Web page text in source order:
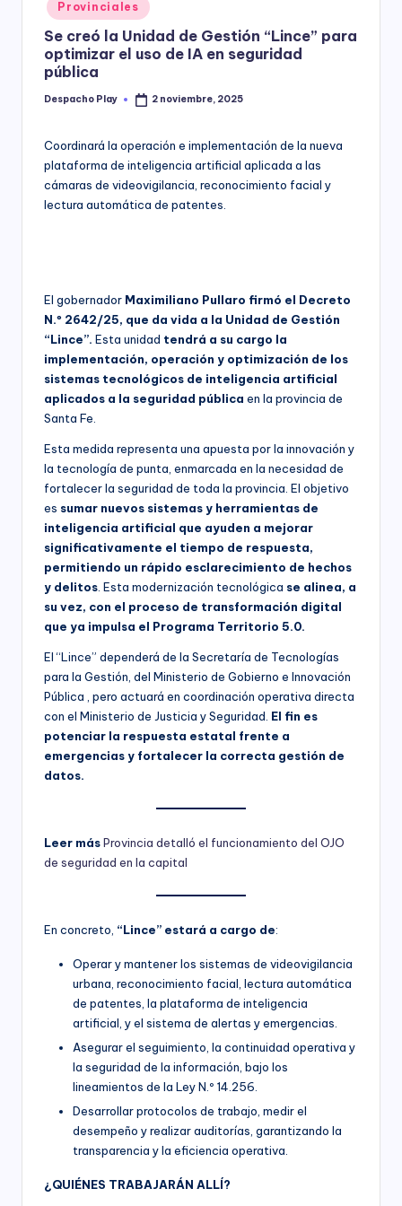
y
in
Provinciales
Se creó la Unidad de Gestión “Lince” para
optimizar el uso de IA en seguridad
pública
Posted
Despacho Play 2 noviembre, 2025
Coordinará la operación e implementación de la nueva
plataforma de inteligencia artificial aplicada a las
cámaras de videovigilancia, reconocimiento facial y
lectura automática de patentes.
El gobernador Maximiliano Pullaro firmó el Decreto
N.º 2642/25, que da vida a la Unidad de Gestión
“Lince”. Esta unidad tendrá a su cargo la
implementación, operación y optimización de los
sistemas tecnológicos de inteligencia artificial
aplicados a la seguridad pública en la provincia de
Santa Fe.
Esta medida representa una apuesta por la innovación y
la tecnología de punta, enmarcada en la necesidad de
fortalecer la seguridad de toda la provincia. El objetivo
es sumar nuevos sistemas y herramientas de
inteligencia artificial que ayuden a mejorar
significativamente el tiempo de respuesta,
permitiendo un rápido esclarecimiento de hechos
y delitos . Esta modernización tecnológica se alinea, a
su vez, con el proceso de transformación digital
que ya impulsa el Programa Territorio 5.0.
El “Lince” dependerá de la Secretaría de Tecnologías
para la Gestión, del Ministerio de Gobierno e Innovación
Pública , pero actuará en coordinación operativa directa
con el Ministerio de Justicia y Seguridad. El fin es
potenciar la respuesta estatal frente a
emergencias y fortalecer la correcta gestión de
datos.
Leer másProvincia detalló el funcionamiento del OJO
de seguridad en la capital
En concreto, “Lince” estará a cargo de:
Operar y mantener los sistemas de videovigilancia
urbana, reconocimiento facial, lectura automática
de patentes, la plataforma de inteligencia
artificial, y el sistema de alertas y emergencias.
Asegurar el seguimiento, la continuidad operativa y
la seguridad de la información, bajo los
lineamientos de la Ley N.º 14.256.
Desarrollar protocolos de trabajo, medir el
desempeño y realizar auditorías, garantizando la
transparencia y la eficiencia operativa.
¿QUIÉNES TRABAJARÁN ALLÍ?